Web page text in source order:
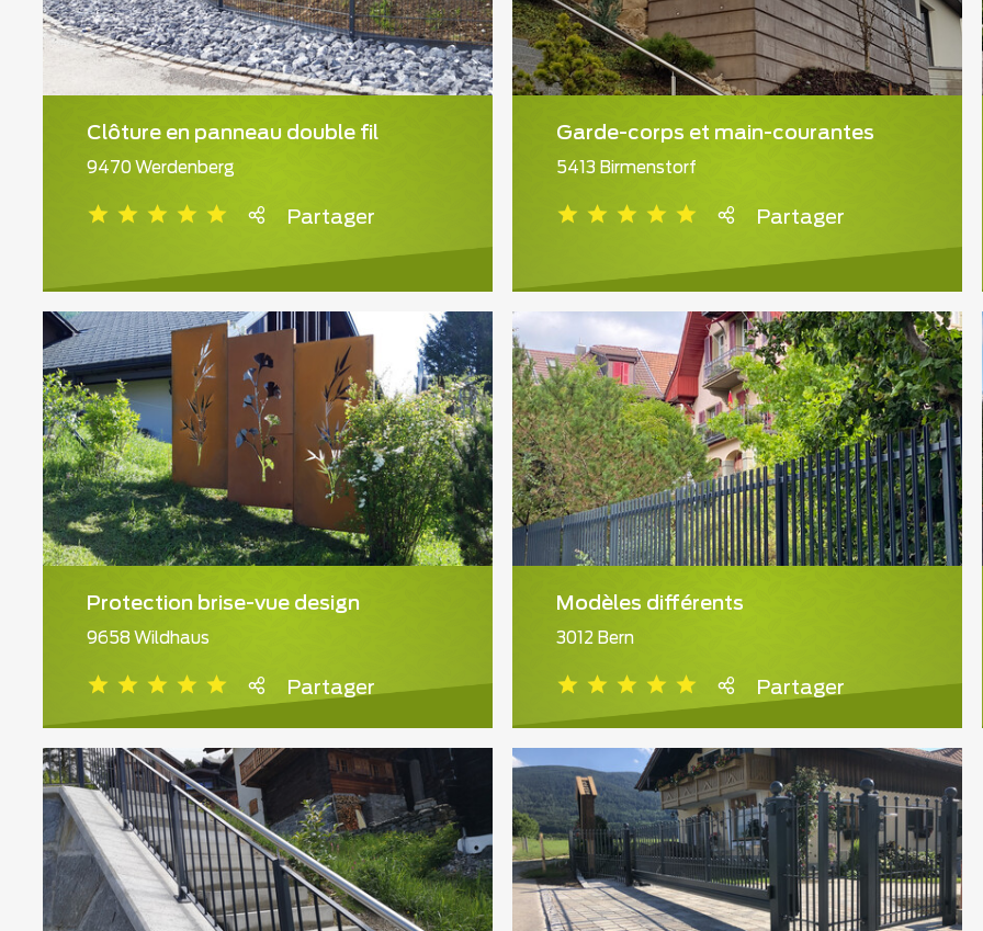
Clôture en panneau double fil
9470 Werdenberg
Partager
Garde-corps et main-courantes
5413 Birmenstorf
Partager
Protection brise-vue design
9658 Wildhaus
Partager
Modèles différents
3012 Bern
Partager